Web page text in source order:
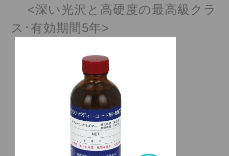
<深い光沢と高硬度の最高級クラ
ス･有効期間5年>